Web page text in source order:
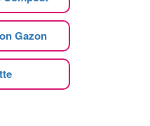
Gazon